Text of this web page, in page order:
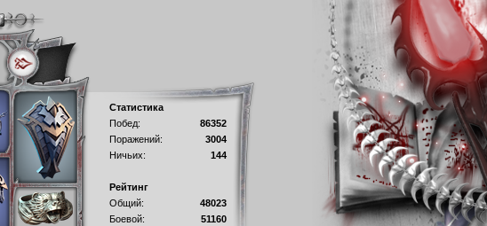
Статистика
Побед:
86352
Поражений:
3004
Ничьих:
144
Рейтинг
Общий:
48023
Боевой:
51160